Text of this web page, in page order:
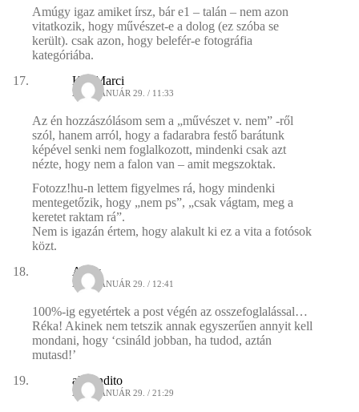
Amúgy igaz amiket írsz, bár e1 – talán – nem azon
vitatkozik, hogy művészet-e a dolog (ez szóba se
került). csak azon, hogy belefér-e fotográfia
kategóriába.
KissMarci
2009. JANUÁR 29. / 11:33
Az én hozzászólásom sem a „művészet v. nem” -ről
szól, hanem arról, hogy a fadarabra festő barátunk
képével senki nem foglalkozott, mindenki csak azt
nézte, hogy nem a falon van – amit megszoktak.
Fotozz!hu-n lettem figyelmes rá, hogy mindenki
mentegetőzik, hogy „nem ps”, „csak vágtam, meg a
keretet raktam rá”.
Nem is igazán értem, hogy alakult ki ez a vita a fotósok
közt.
Andy
2009. JANUÁR 29. / 12:41
100%-ig egyetértek a post végén az osszefoglalással…
Réka! Akinek nem tetszik annak egyszerűen annyit kell
mondani, hogy ‘csináld jobban, ha tudod, aztán
mutasd!’
al-bandito
2009. JANUÁR 29. / 21:29